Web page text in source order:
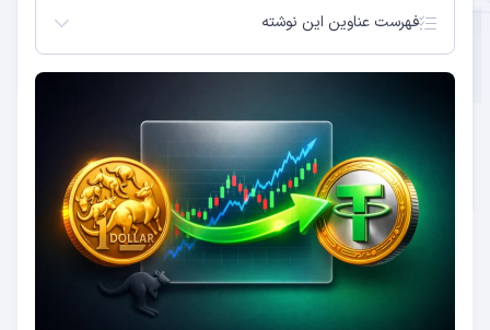
فهرست عناوین این نوشته
نرخ تبدیل دلار استرالیا به تتر
نکات مهم هنگام خرید تتر با دلار استرالیا
مزایای خرید تتر از ارزینجا
سوالات متداول
از طریق ارزینجا (روش پیشنهادی)
صرافی های بین المللی
صرافی های استرالیایی مجاز
معاملات P2P
آیا می توان مستقیما دلار استرالیا را به تتر تبدیل کرد؟